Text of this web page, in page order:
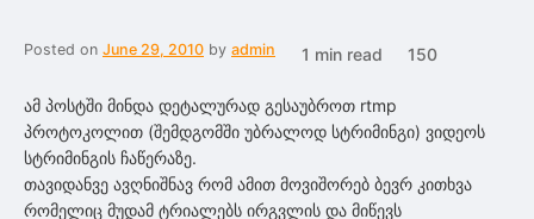
Posted on June 29, 2010 by admin 1 min read 150
ამ პოსტში მინდა დეტალურად გესაუბროთ rtmp
პროტოკოლით (შემდგომში უბრალოდ სტრიმინგი) ვიდეოს
სტრიმინგის ჩაწერაზე.
თავიდანვე ავღნიშნავ რომ ამით მოვიშორებ ბევრ კითხვა
რომელიც მუდამ ტრიალებს ირგვლის და მიწევს